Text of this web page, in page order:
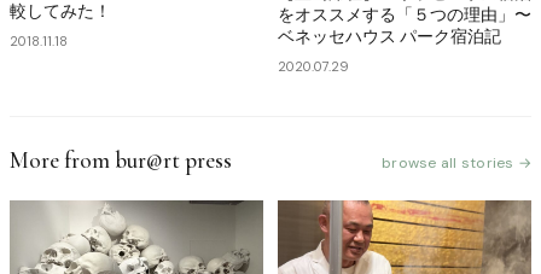
較してみた！
2018.11.18
をオススメする「５つの理由」〜
ベネッセハウス パーク宿泊記
2020.07.29
More from bur@rt press browse all stories →